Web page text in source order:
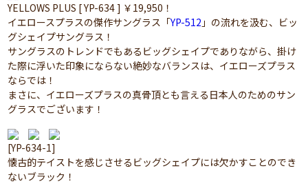
YELLOWS PLUS [ YP-634 ] ￥19,950！
イエロースプラスの傑作サングラス「YP-512 」の流れを汲む、ビッ
グシェイプサングラス！
サングラスのトレンドでもあるビッグシェイプでありながら、掛け
た際に浮いた印象にならない絶妙なバランスは、イエローズプラス
ならでは！
まさに、イエローズプラスの真骨頂とも言える日本人のためのサン
グラスでございます！
[YP-634-1]
懐古的テイストを感じさせるビッグシェイプには欠かすことのでき
ないブラック！